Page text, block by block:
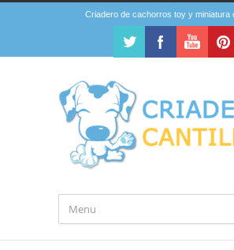
Criadero de cachorros toy y miniatura